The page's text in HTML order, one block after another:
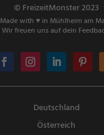
© FreizeitMonster 2023
Made with ♥ in Mühlheim am
Wir freuen uns auf dein
Deutschland
Österreich